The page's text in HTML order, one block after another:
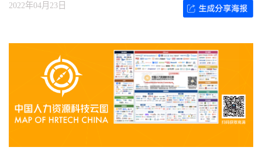
2022年04月23日